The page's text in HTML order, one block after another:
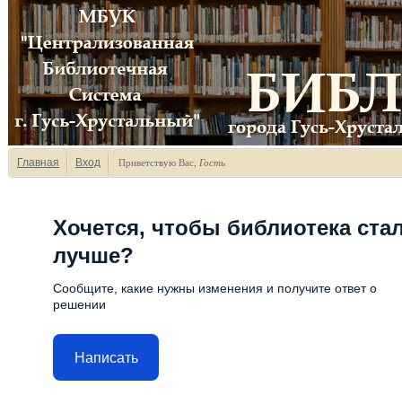
Главная Вход Приветствую Вас Гость
Хочется, чтобы библиотека
лучше?
Сообщите, какие нужны изменения и получите ответ о
решении
Написать